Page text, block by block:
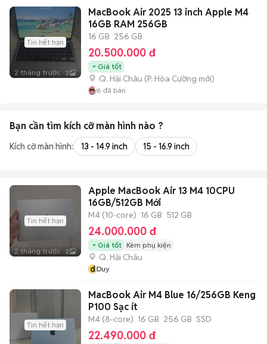
Tin hết hạn
2 tháng trước 2
MacBook Air 2025 13 inch Apple M4
16GB RAM 256GB
16 GB 256 GB
20.500.000 đ
Giá tốt
Q. Hải Châu (P. Hòa Cường mới)
6 đã bán
Bạn cần tìm kích cỡ màn hình nào ?
Kích cỡ màn hình: 13 - 14.9 inch 15 - 16.9 inch
Tin hết hạn
2 tháng trước 2
Apple MacBook Air 13 M4 10CPU
16GB/512GB Mới
M4 (10-core) 16 GB 512 GB
24.000.000 đ
Giá tốt Kèm phụ kiện
Q. Hải Châu
dDuy
Tin hết hạn
MacBook Air M4 Blue 16/256GB Keng
P100 Sạc ít
M4 (8-core) 16 GB 256 GB SSD
22.490.000 đ